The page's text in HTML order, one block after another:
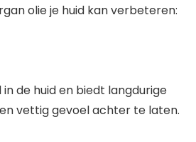
olie je huid kan verbeteren:
de huid en biedt langdurige
vettig gevoel achter te laten.